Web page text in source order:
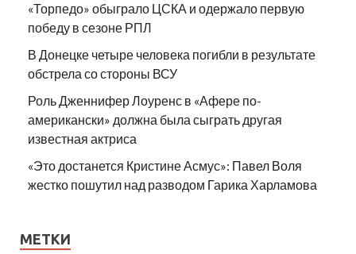
«Торпедо» обыграло ЦСКА и одержало первую
победу в сезоне РПЛ
В Донецке четыре человека погибли в результате
обстрела со стороны ВСУ
Роль Дженнифер Лоуренс в «Афере по-
американски» должна была сыграть другая
известная актриса
«Это достанется Кристине Асмус»: Павел Воля
жестко пошутил над разводом Гарика Харламова
МЕТКИ